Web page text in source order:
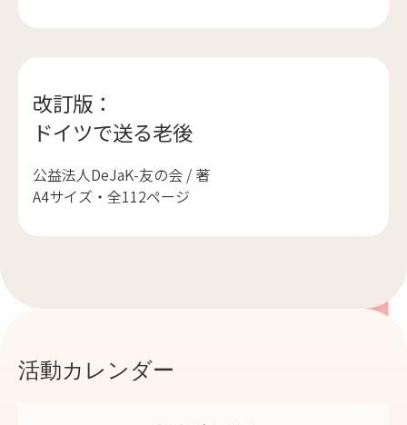
改訂版：
ドイツで送る老後
公益法人DeJaK-友の会 / 著
A4サイズ・全112ページ
活動カレンダー